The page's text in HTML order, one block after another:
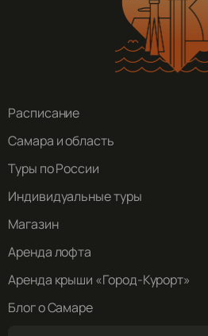
Расписание
Самара и область
Туры по России
Индивидуальные туры
Магазин
Аренда лофта
Аренда крыши «Город-Курорт»
Блог о Самаре